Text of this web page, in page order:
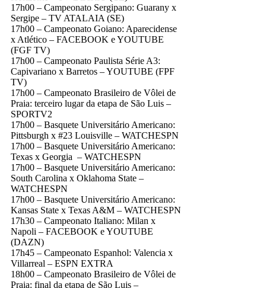
17h00 – Campeonato Sergipano: Guarany x
Sergipe – TV ATALAIA (SE)
17h00 – Campeonato Goiano: Aparecidense
x Atlético – FACEBOOK e YOUTUBE
(FGF TV)
17h00 – Campeonato Paulista Série A3:
Capivariano x Barretos – YOUTUBE (FPF
TV)
17h00 – Campeonato Brasileiro de Vôlei de
Praia: terceiro lugar da etapa de São Luis –
SPORTV2
17h00 – Basquete Universitário Americano:
Pittsburgh x #23 Louisville – WATCHESPN
17h00 – Basquete Universitário Americano:
Texas x Georgia – WATCHESPN
17h00 – Basquete Universitário Americano:
South Carolina x Oklahoma State –
WATCHESPN
17h00 – Basquete Universitário Americano:
Kansas State x Texas A&M – WATCHESPN
17h30 – Campeonato Italiano: Milan x
Napoli – FACEBOOK e YOUTUBE
(DAZN)
17h45 – Campeonato Espanhol: Valencia x
Villarreal – ESPN EXTRA
18h00 – Campeonato Brasileiro de Vôlei de
Praia: final da etapa de São Luis –